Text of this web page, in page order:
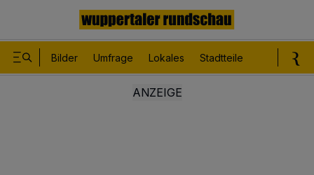
Bilder Umfrage Lokales Stadtteile